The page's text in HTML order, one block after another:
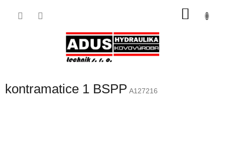
kontramatice 1 BSPP A127216